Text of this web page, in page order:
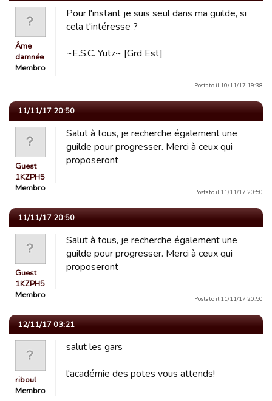
Âme
damnée
Membro
Pour l'instant je suis seul dans ma guilde, si
cela t'intéresse ?
~E.S.C. Yutz~ [Grd Est]
Postato il 10/11/17 19:38
11/11/17 20:50
Guest
1KZPH5
Membro
Salut à tous, je recherche également une
guilde pour progresser. Merci à ceux qui
proposeront
Postato il 11/11/17 20:50
11/11/17 20:50
Guest
1KZPH5
Membro
Salut à tous, je recherche également une
guilde pour progresser. Merci à ceux qui
proposeront
Postato il 11/11/17 20:50
12/11/17 03:21
riboul
Membro
salut les gars
l'académie des potes vous attends!